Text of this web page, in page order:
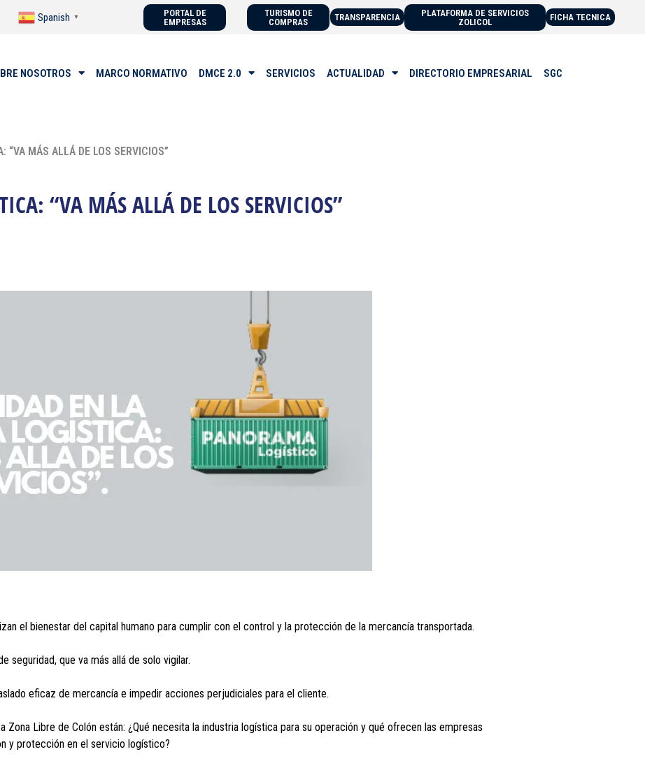
Spanish ▼
PORTAL DE
EMPRESAS
TURISMO DE
COMPRAS
TRANSPARENCIA
PLATAFORMA DE SERVICIOS
ZOLICOL
FICHA TECNICA
NOSOTROS MARCO NORMATIVO DMCE 2.0 SERVICIOS ACTUALIDAD DIRECTORIO EMPRESARIAL SGC
“VA MÁS ALLÁ DE LOS SERVICIOS”
“VA MÁS ALLÁ DE LOS SERVICIOS”
el bienestar del capital humano para cumplir con el control y la protección de la mercancía transportada.
seguridad, que va más allá de solo vigilar.
eficaz de mercancía e impedir acciones perjudiciales para el cliente.
Libre de Colón están: ¿Qué necesita la industria logística para su operación y qué ofrecen las empresas
y protección en el servicio logístico?